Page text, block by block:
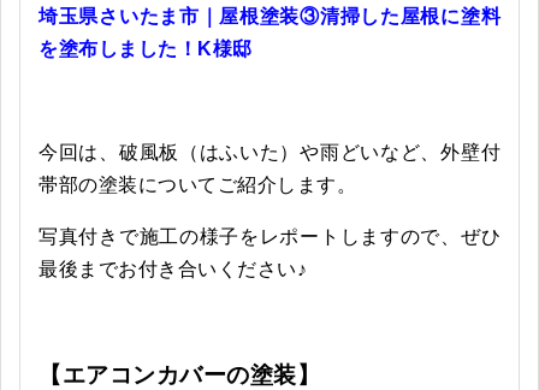
埼玉県さいたま市｜屋根塗装③清掃した屋根に塗料
を塗布しました！K様邸
今回は、破風板（はふいた）や雨どいなど、外壁付
帯部の塗装についてご紹介します。
写真付きで施工の様子をレポートしますので、ぜひ
最後までお付き合いください♪
【エアコンカバーの塗装】